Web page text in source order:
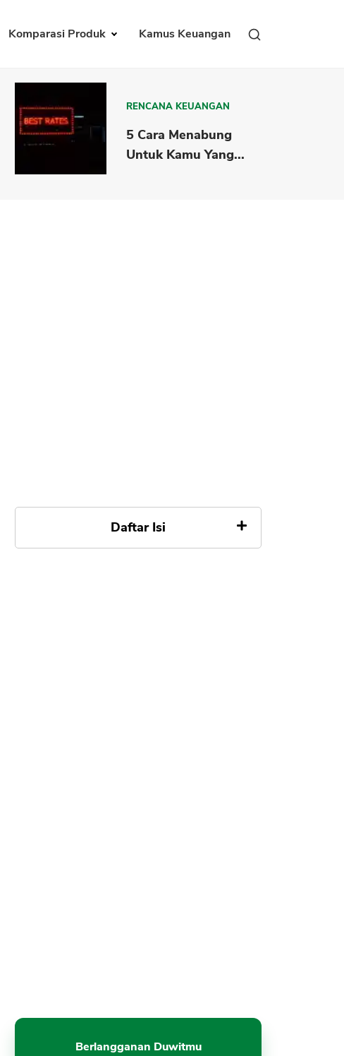
Komparasi Produk Kamus Keuangan
RENCANA KEUANGAN
5 Cara Menabung
Untuk Kamu Yang...
Daftar Isi
Berlangganan Duwitmu